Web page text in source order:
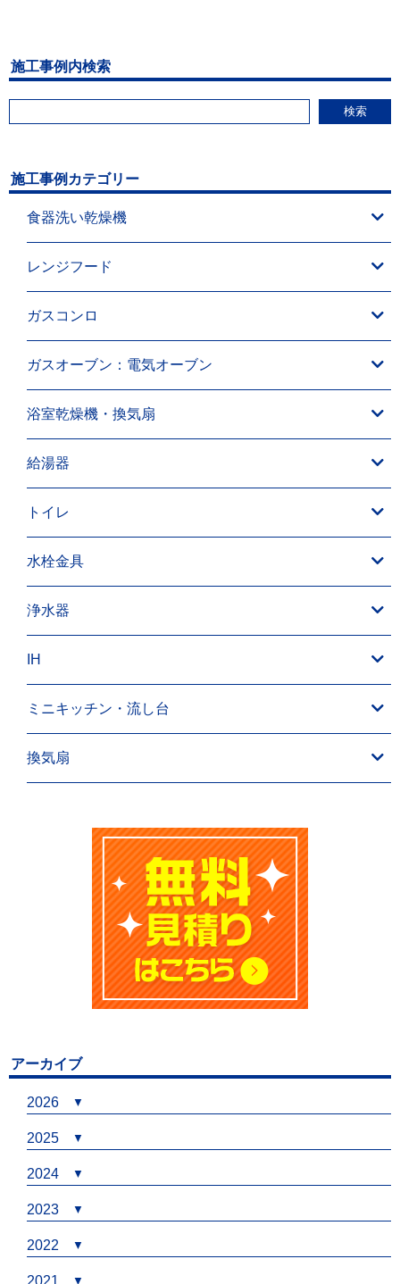
施工事例内検索
検索
施工事例カテゴリー
食器洗い乾燥機
レンジフード
ガスコンロ
ガスオーブン：電気オーブン
浴室乾燥機・換気扇
給湯器
トイレ
水栓金具
浄水器
IH
ミニキッチン・流し台
換気扇
アーカイブ
2026
2025
2024
2023
2022
2021